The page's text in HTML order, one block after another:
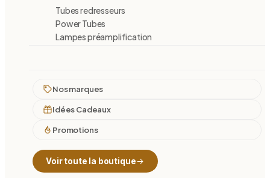
Tubes redresseurs
Power Tubes
Lampes préamplification
Nos marques
Idées Cadeaux
Promotions
Voir toute la boutique